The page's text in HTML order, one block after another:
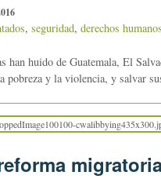
, seguridad, derechos humanos
han huido de Guatemala, El
pobreza y la violencia, y salvar